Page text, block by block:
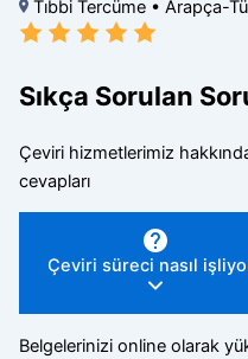
Tıbbi Tercüme • Arapça-
Sıkça Sorulan
Çeviri hizmetlerimiz
cevapları
Çeviri süreci nasıl
Belgelerinizi online olarak